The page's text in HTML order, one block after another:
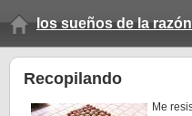
los sueños de la razón
Recopilando
Me